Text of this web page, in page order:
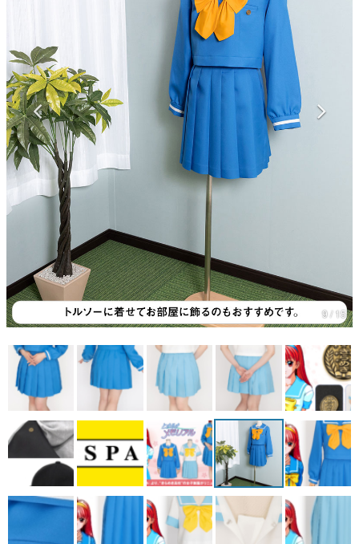
イニーP氏が徹底調査。
特集記事
マンガ
女性向け
アプリレビュー
その他
電ファミニコゲーマーとは？
運営：株式会社マレ
9 / 15